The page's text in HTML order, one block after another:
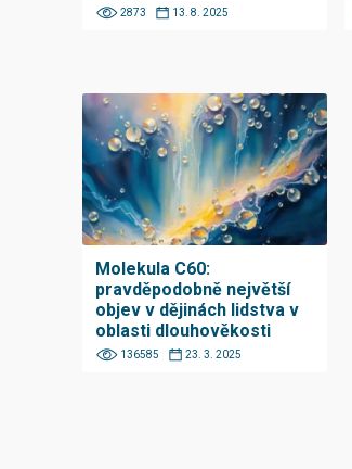
2873 13. 8. 2025
Molekula C60:
pravděpodobně největší
objev v dějinách lidstva v
oblasti dlouhověkosti
136585 23. 3. 2025